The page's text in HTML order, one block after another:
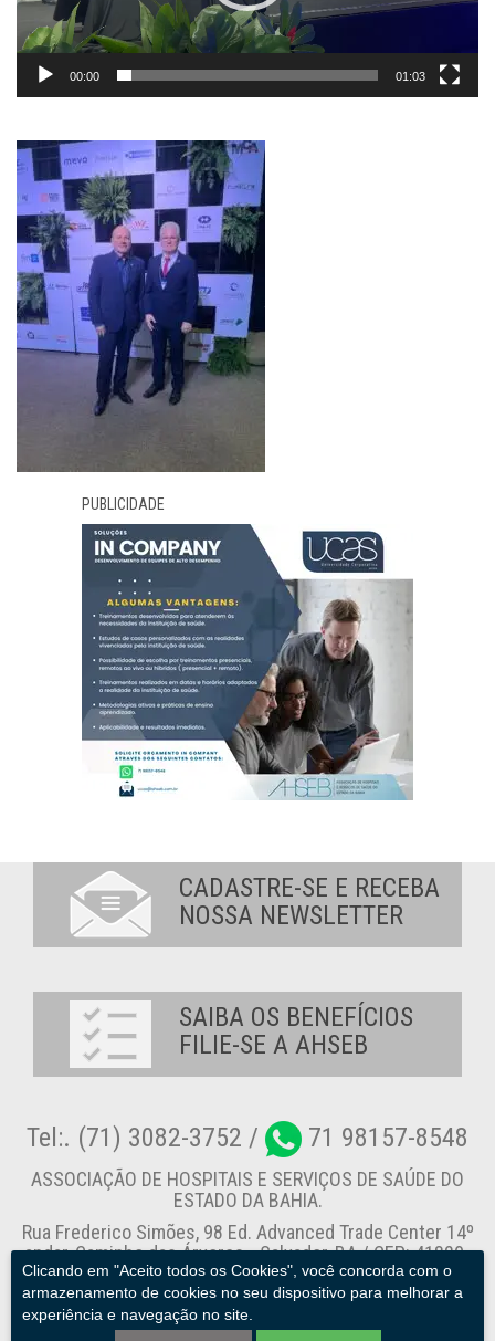
00:00 01:03
PUBLICIDADE
Clicando em "Aceito todos os Cookies", você concorda com o
armazenamento de cookies no seu dispositivo para melhorar a
experiência e navegação no site.
CADASTRE-SE E RECEBA
NOSSA NEWSLETTER
SAIBA OS BENEFÍCIOS
FILIE-SE A AHSEB
Tel:. (71) 3082-3752 / 71 98157-8548
ASSOCIAÇÃO DE HOSPITAIS E SERVIÇOS DE SAÚDE DO
ESTADO DA BAHIA.
Rua Frederico Simões, 98 Ed. Advanced Trade Center 14º
andar, Caminho das Árvores - Salvador-BA / CEP: 41820-
774
Canal de Denúncia